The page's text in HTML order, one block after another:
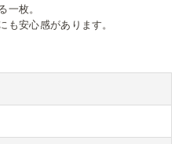
一枚。
も安心感があります。